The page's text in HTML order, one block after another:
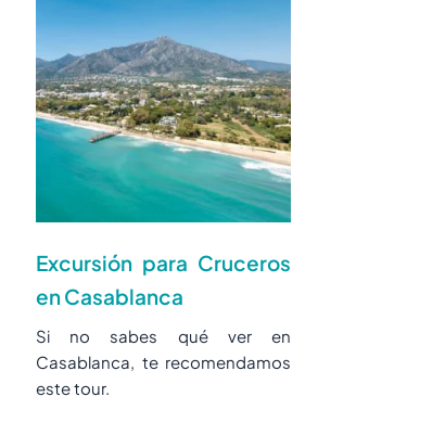
Excursión para Cruceros
en Casablanca
Si no sabes qué ver en
Casablanca, te recomendamos
este tour.